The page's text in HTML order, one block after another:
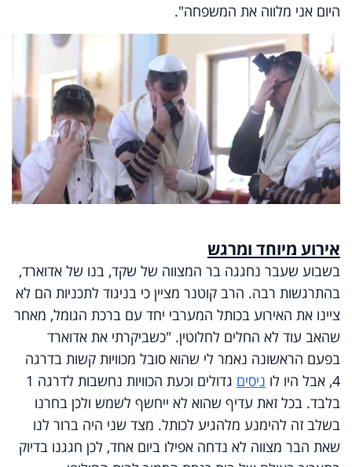
היום אני מלווה את המשפחה".
אירוע מיוחד ומרגש
בשבוע שעבר נחגגה בר המצווה של שקד, בנו של אדוארד,
בהתרגשות רבה. הרב קוטנר מציין כי בניגוד לתכניות הם לא
ציינו את האירוע בכותל המערבי יחד עם ברכת הגומל, מאחר
שהאב עוד לא החלים לחלוטין. "כשביקרתי את אדוארד
בפעם הראשונה נאמר לי שהוא סובל מכוויות קשות בדרגה
4, אבל היו לו
ניסים
גדולים וכעת הכוויות נחשבות לדרגה 1
בלבד. בכל זאת עדיף שהוא לא ייחשף לשמש ולכן בחרנו
בשלב זה להימנע מלהגיע לכותל. מצד שני היה ברור לנו
שאת הבר מצווה לא נדחה אפילו ביום אחד, לכן חגגנו בדיוק